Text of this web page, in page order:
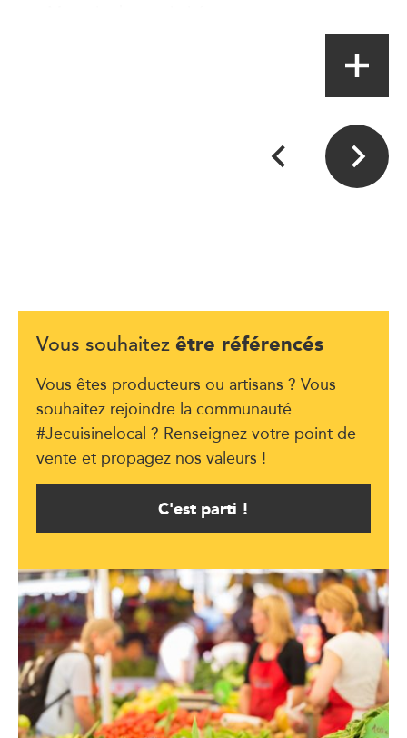
Vous souhaitez être référencés
Vous êtes producteurs ou artisans ? Vous
souhaitez rejoindre la communauté
#Jecuisinelocal ? Renseignez votre point de
vente et propagez nos valeurs !
C'est parti !